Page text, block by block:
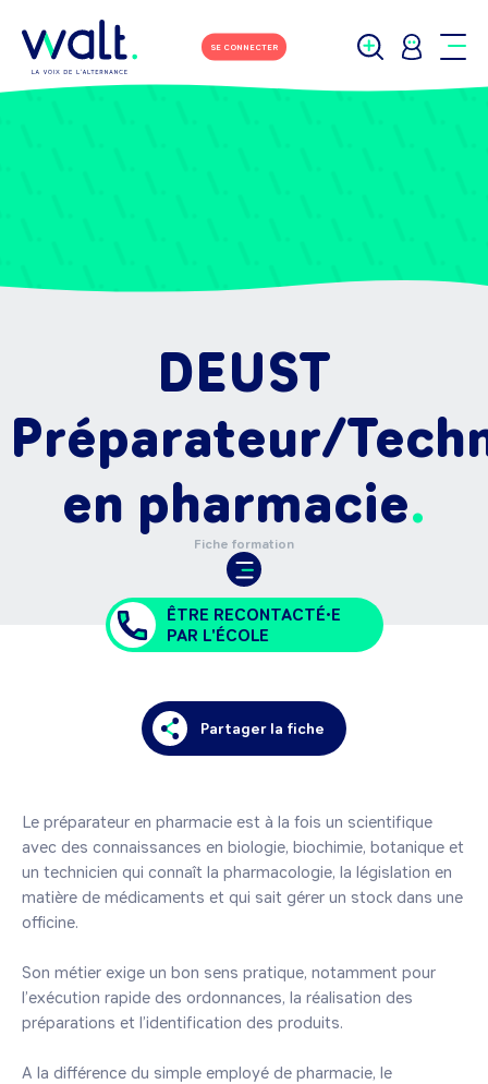
SE CONNECTER
DEUST
Préparateur/
en pharmacie
Fiche formation
ÊTRE RECONTACTÉ•E
PAR L'ÉCOLE
Partager la fiche
Le préparateur en pharmacie est à la fois un scientifique
avec des connaissances en biologie, biochimie, botanique et
un technicien qui connaît la pharmacologie, la législation en
matière de médicaments et qui sait gérer un stock dans une
officine.
Son métier exige un bon sens pratique, notamment pour
l’exécution rapide des ordonnances, la réalisation des
préparations et l’identification des produits.
A la différence du simple employé de pharmacie, le